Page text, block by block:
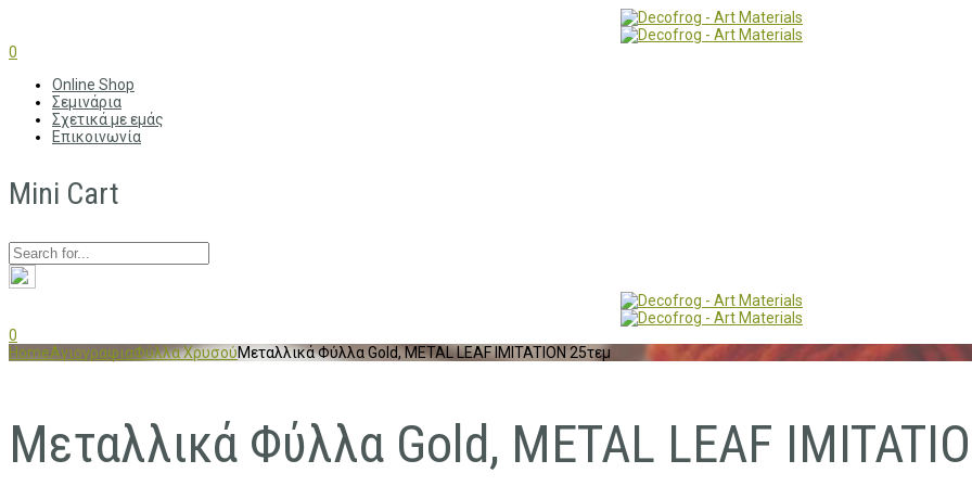
0
Online Shop
Σεμινάρια
Σχετικά με εμάς
Επικοινωνία
Mini Cart
0
HomeΑγιογραφιαΦύλλα ΧρυσούΜεταλλικά Φύλλα Gold, METAL LEAF IMITATION 25τεμ
Μεταλλικά Φύλλα Gold, METAL LEAF